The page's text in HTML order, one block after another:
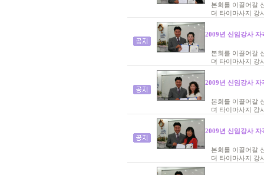
본회를 이끌어갈
뎌 타이마사지 강
2009년 신임강사 자
본회를 이끌어갈
뎌 타이마사지 강
2009년 신임강사 자
본회를 이끌어갈
뎌 타이마사지 강
2009년 신임강사 자
본회를 이끌어갈
뎌 타이마사지 강